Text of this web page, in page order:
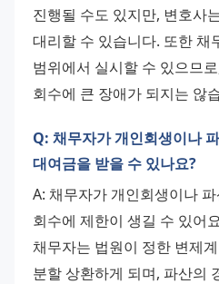
진행될 수도 있지만, 변호사
대리할 수 있습니다. 또한 채
범위에서 실시할 수 있으므
회수에 큰 장애가 되지는 않
Q: 채무자가 개인회생이나
대여금을 받을 수 있나요?
A: 채무자가 개인회생이나
회수에 제한이 생길 수 있어
채무자는 법원이 정한 변제
분할 상환하게 되며, 파산의